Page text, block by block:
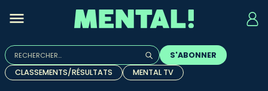
Rechercher :
Quand les résultats de l'auto-complétion sont
S'ABONNER
CLASSEMENTS/RÉSULTATS
MENTAL TV